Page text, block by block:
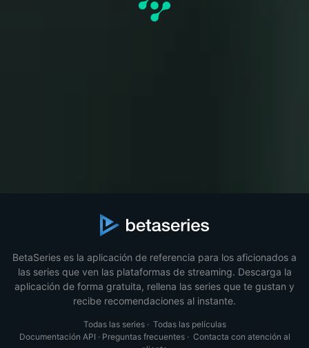
BetaSeries es la aplicación de referencia para los aficionados a
las series que ven las plataformas de streaming. Descarga la
aplicación de forma gratuita, rellena las series que te gustan y
recibe recomendaciones al instante.
Todas las series· Todas las películas
Documentación API · Preguntas frecuentes· Contacta con atención al